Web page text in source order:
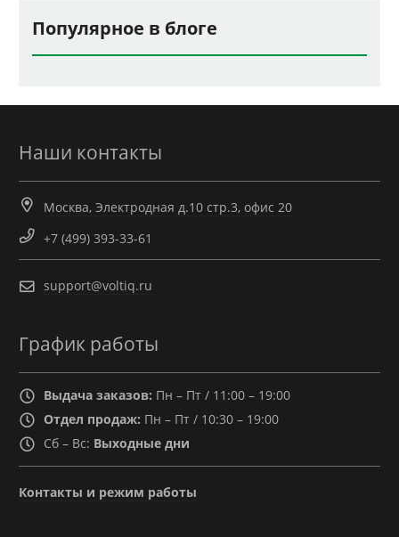
Популярное в блоге
Наши контакты
Москва, Электродная д.10 стр.3, офис 20
+7 (499) 393-33-61
support@voltiq.ru
График работы
Выдача заказов: Пн – Пт / 11:00 – 19:00
Отдел продаж: Пн – Пт / 10:30 – 19:00
Сб – Вс: Выходные дни
Контакты и режим работы